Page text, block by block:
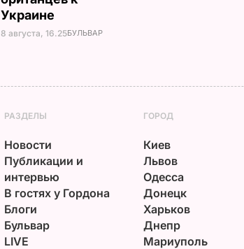
Украине
8 августа, 16.25БУЛЬВАР
РАЗДЕЛЫ
Новости
Публикации и
интервью
В гостях у Гордона
Блоги
Бульвар
LIVE
ГОРОД
Киев
Львов
Одесса
Донецк
Харьков
Днепр
Мариуполь